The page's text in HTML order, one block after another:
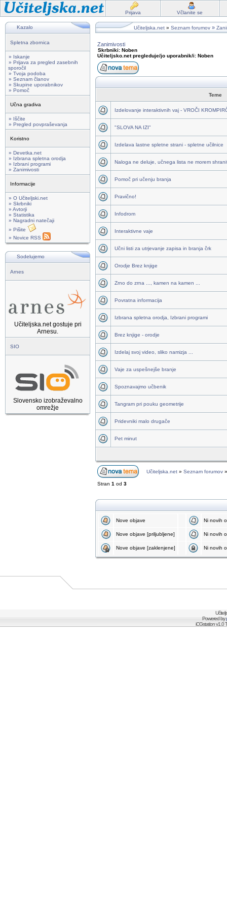
Prijava Včlanite se
Kazalo
Spletna zbornica
» Iskanje
» Prijava za pregled zasebnih
sporočil
» Tvoja podoba
» Seznam članov
» Skupine uporabnikov
» Pomoč
Učna gradiva
» Iščite
» Pregled povpraševanja
Koristno
» Devetka.net
» Izbrana spletna orodja
» Izbrani programi
» Zanimivosti
Informacije
» O Učiteljski.net
» Skrbniki
» Avtorji
» Statistika
» Nagradni natečaji
» Pišite
» Novice RSS
Sodelujemo
Arnes
Učiteljska.net gostuje pri
Arnesu.
SIO
Slovensko izobraževalno
omrežje
Učiteljska.net » Seznam forumov »
Zanimivosti
Skrbniki: Noben
Učiteljsko.net pregleduje/jo uporabnik/i: Noben
Teme
Izdelovanje interaktivnih vaj - VROČI
"SLOVA NA IZI"
Izdelava lastne spletne strani - spletne učilnice
Naloga ne deluje, učnega lista ne morem
Pomoč pri učenju branja
Pravično!
Infodrom
Interaktivne vaje
Učni listi za utrjevanje zapisa in branja črk
Orodje Brez knjige
Zrno do zrna ..., kamen na kamen ...
Povratna informacija
Izbrana spletna orodja, Izbrani programi
Brez knjige - orodje
Izdelaj svoj video, sliko namizja ...
Vaje za uspešnejše branje
Spoznavajmo učbenik
Tangram pri pouku geometrije
Pridevniki malo drugače
Pet minut
Učiteljska.net » Seznam forumov
Stran 1 od 3
Nove objave Ni novih
Nove objave [priljubljene] Ni novih
Nove objave [zaklenjene] Ni novih
Powered by
iCGstation v1.0